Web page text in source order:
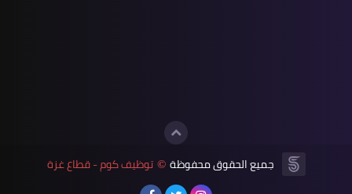
جميع الحقوق محفوظة © توظيف كوم - قطاع غزة